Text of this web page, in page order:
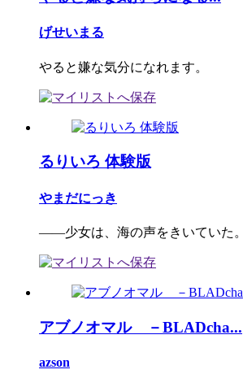
げせいまる
やると嫌な気分になれます。
るりいろ 体験版
やまだにっき
――少女は、海の声をきいていた。
アブノオマル －BLADcha...
azson